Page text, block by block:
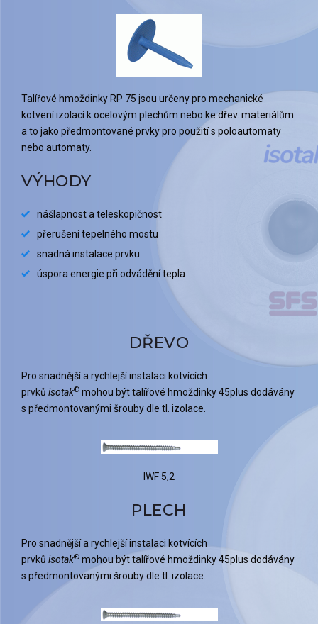
Talířové hmoždinky RP 75 jsou určeny pro mechanické
kotvení izolací k ocelovým plechům nebo ke dřev. materiálům
a to jako předmontované prvky pro použití s poloautomaty
nebo automaty.
VÝHODY
nášlapnost a teleskopičnost
přerušení tepelného mostu
snadná instalace prvku
úspora energie při odvádění tepla
DŘEVO
Pro snadnější a rychlejší instalaci kotvících
prvků isotak®mohou být talířové hmoždinky 45plus dodávány
s předmontovanými šrouby dle tl. izolace.
IWF 5,2
PLECH
Pro snadnější a rychlejší instalaci kotvících
prvků isotak®mohou být talířové hmoždinky 45plus dodávány
s předmontovanými šrouby dle tl. izolace.